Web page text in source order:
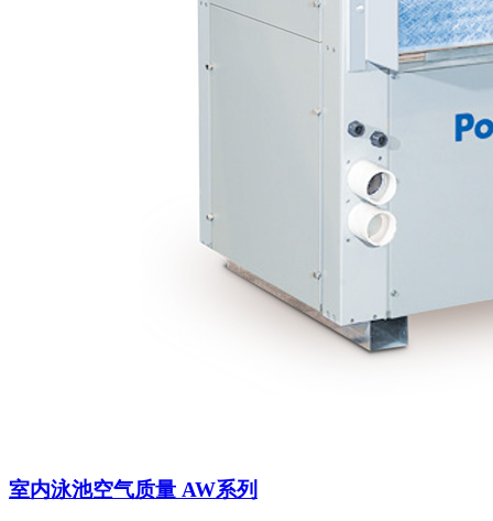
室内泳池空气质量 AW系列